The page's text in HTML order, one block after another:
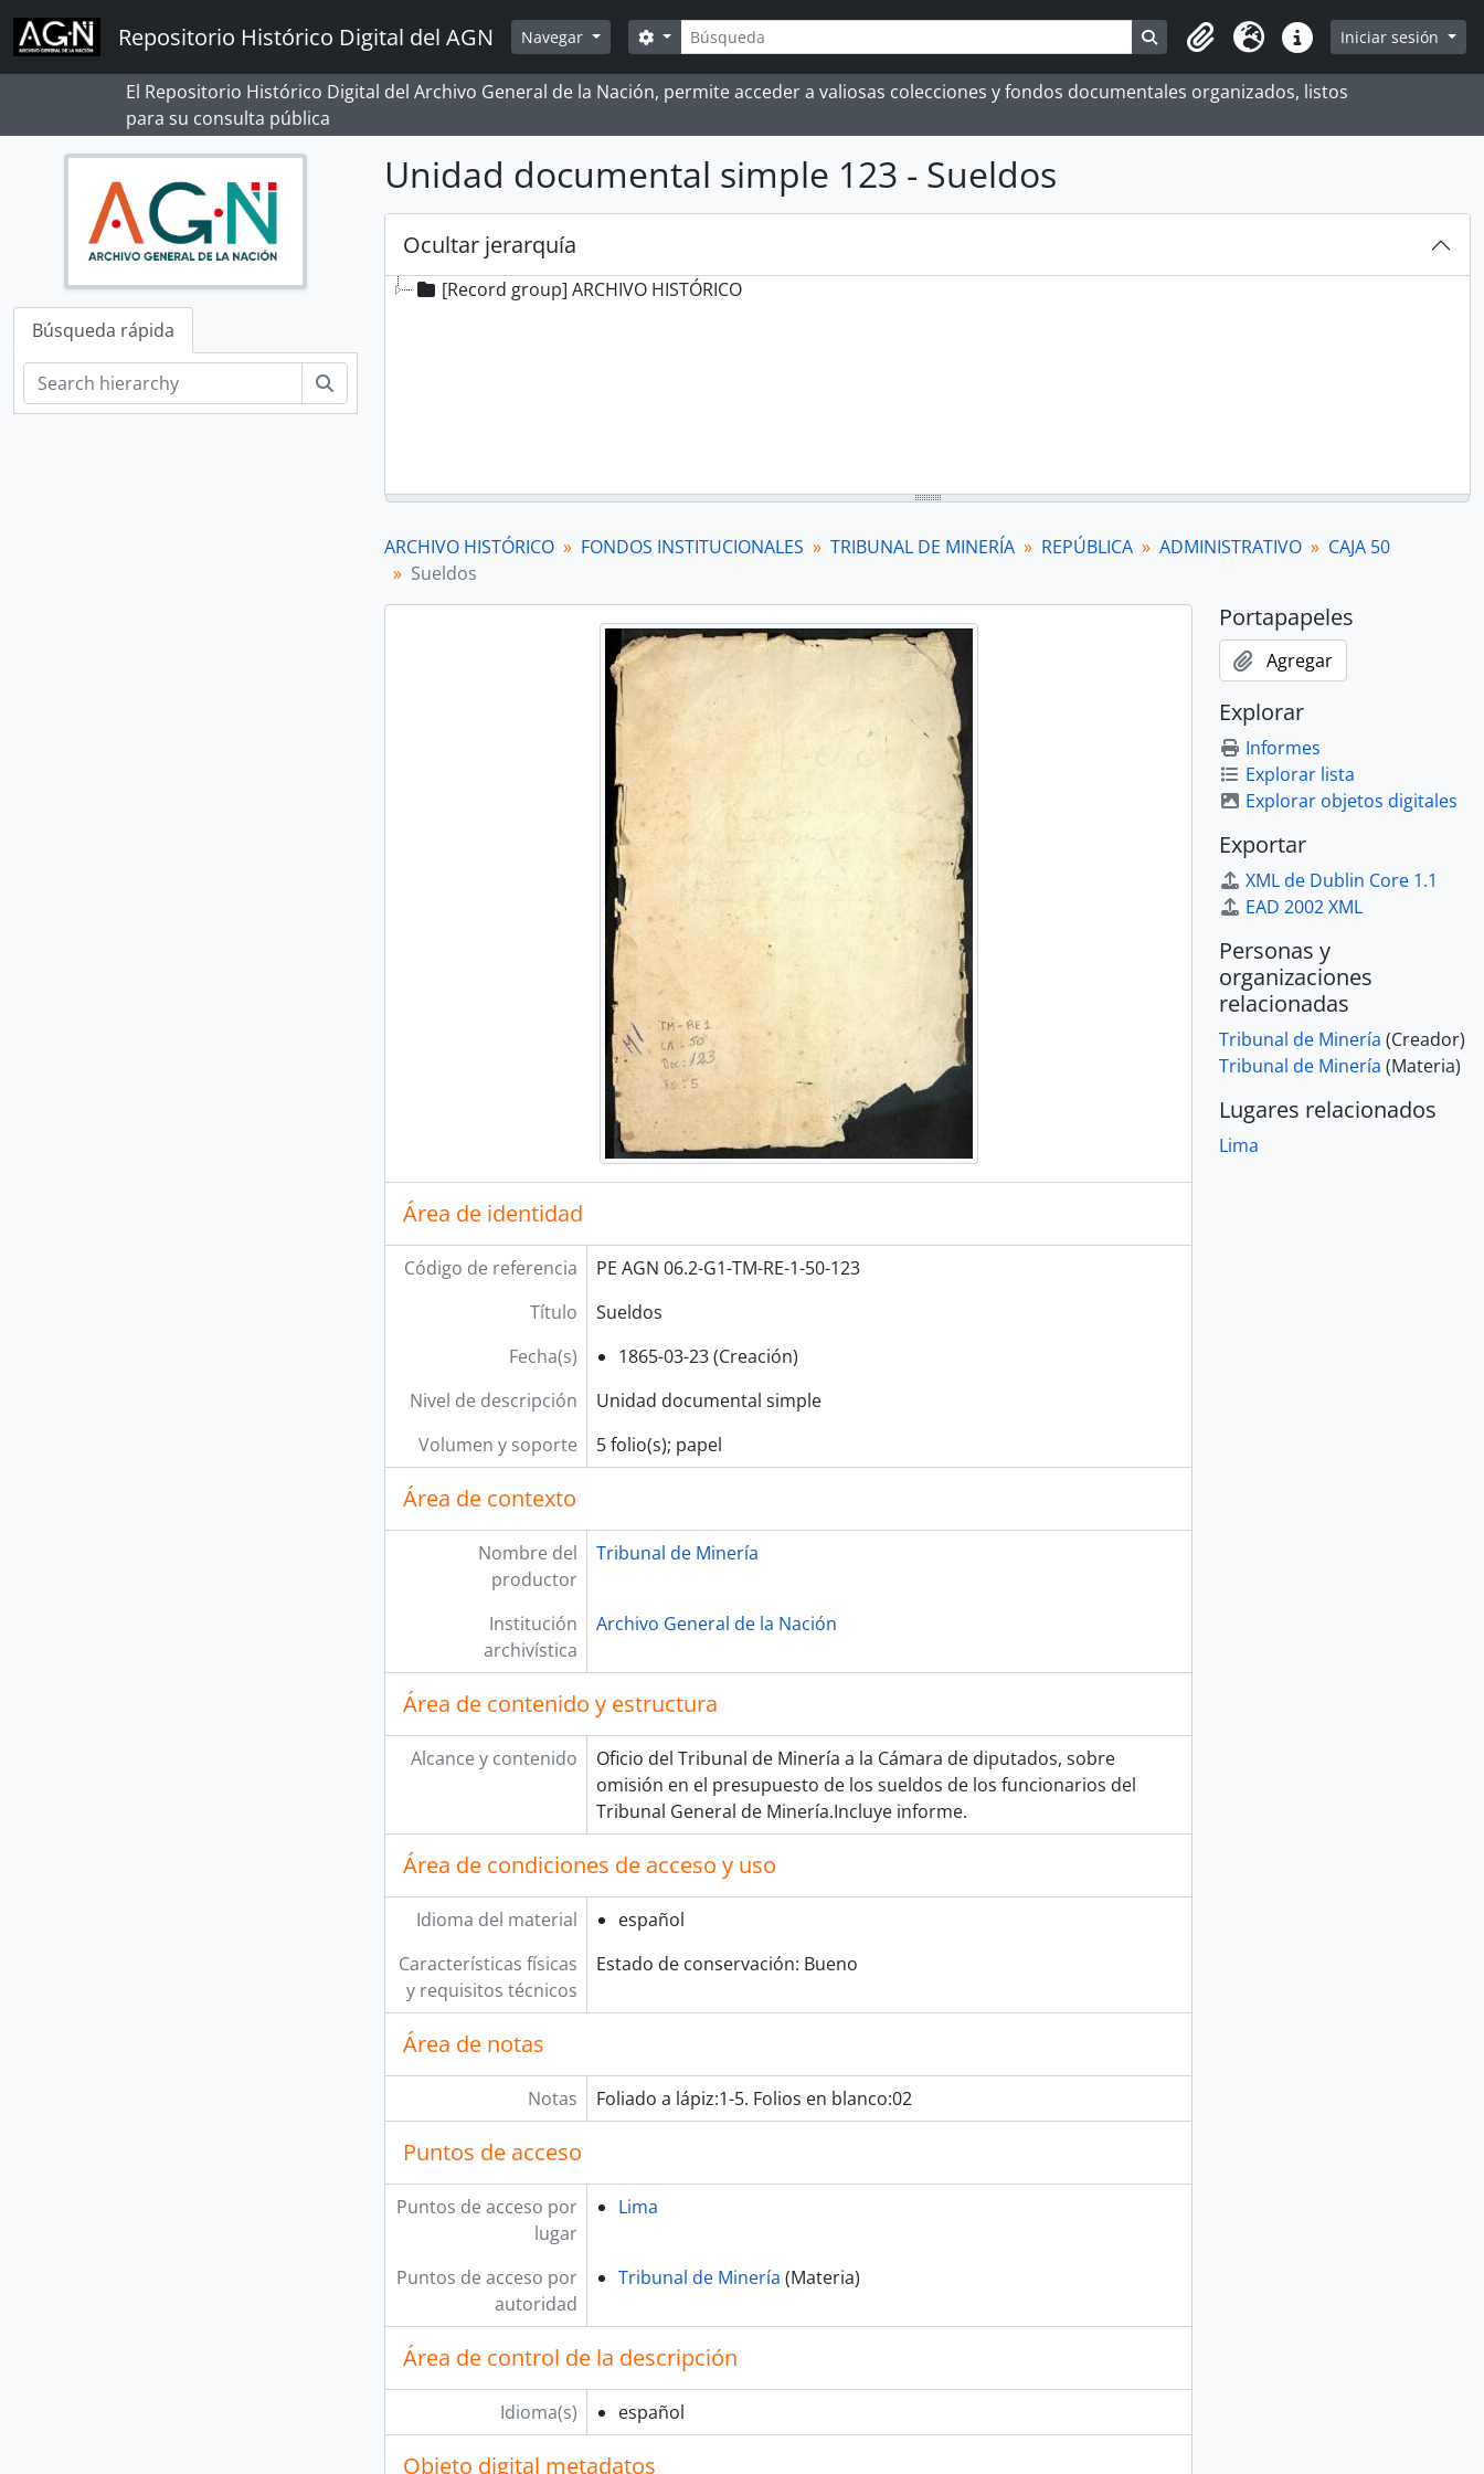
Skip to main content
Repositorio Histórico Digital del AGN Navegar Búsqueda
Search options Search in browse page
Portapapeles
Idioma Enlaces rápidos
Iniciar sesión
El Repositorio Histórico Digital del Archivo General de la Nación, permite acceder a valiosas colecciones y fondos documentales organizados, listos
para su consulta pública
Búsqueda rápida
Unidad documental simple 123 - Sueldos
Ocultar jerarquía
[Record group] ARCHIVO HISTÓRICO
ARCHIVO HISTÓRICO FONDOS INSTITUCIONALES TRIBUNAL DE MINERÍA REPÚBLICA ADMINISTRATIVO
CAJA 50
Sueldos
Área de identidad
Código de referencia
PE AGN 06.2-G1-TM-RE-1-50-123
Título
Sueldos
Fecha(s)
1865-03-23 (Creación)
Nivel de descripción
Unidad documental simple
Volumen y soporte
5 folio(s); papel
Área de contexto
Nombre del
productor
Tribunal de Minería
Institución
archivística
Archivo General de la Nación
Área de contenido y estructura
Alcance y contenido
Oficio del Tribunal de Minería a la Cámara de diputados, sobre
omisión en el presupuesto de los sueldos de los funcionarios del
Tribunal General de Minería.Incluye informe.
Área de condiciones de acceso y uso
Idioma del material
español
Características físicas
y requisitos técnicos
Estado de conservación: Bueno
Área de notas
Notas Foliado a lápiz:1-5. Folios en blanco:02
Puntos de acceso
Puntos de acceso por
lugar
Lima
Puntos de acceso por
autoridad
Tribunal de Minería (Materia)
Área de control de la descripción
Idioma(s) español
Objeto digital metadatos
Portapapeles
Agregar
Explorar
Informes
Explorar lista
Explorar objetos digitales
Exportar
XML de Dublin Core 1.1
EAD 2002 XML
Personas y
organizaciones
relacionadas
Tribunal de Minería (Creador)
Tribunal de Minería (Materia)
Lugares relacionados
Lima